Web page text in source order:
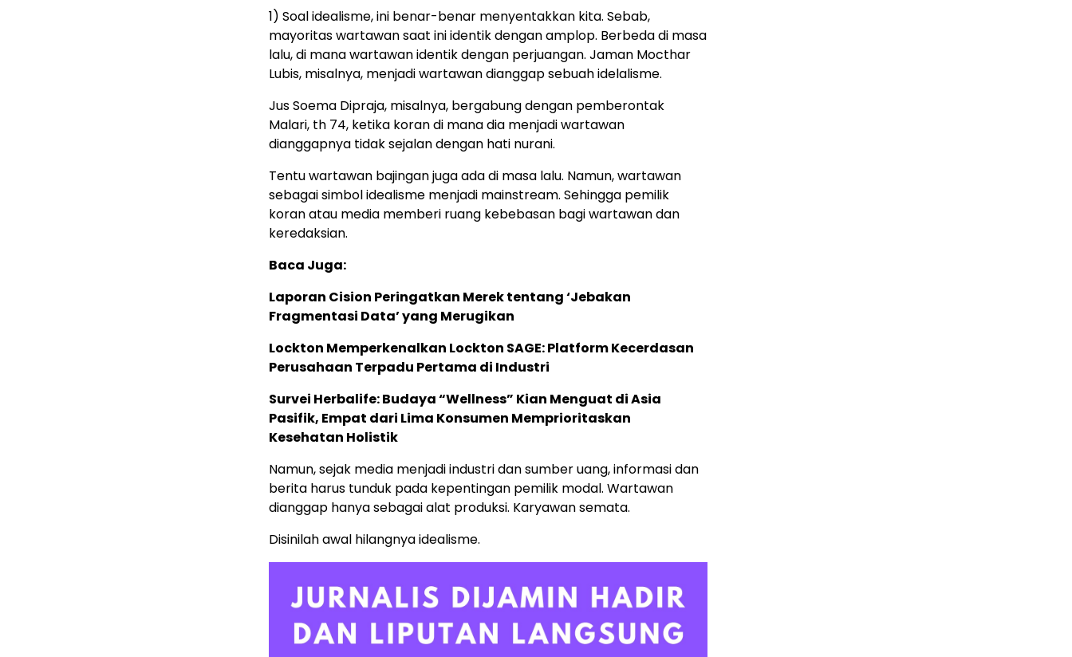
1) Soal idealisme, ini benar-benar menyentakkan kita. Sebab,
mayoritas wartawan saat ini identik dengan amplop. Berbeda di masa
lalu, di mana wartawan identik dengan perjuangan. Jaman Mocthar
Lubis, misalnya, menjadi wartawan dianggap sebuah idelalisme.
Jus Soema Dipraja, misalnya, bergabung dengan pemberontak
Malari, th 74, ketika koran di mana dia menjadi wartawan
dianggapnya tidak sejalan dengan hati nurani.
Tentu wartawan bajingan juga ada di masa lalu. Namun, wartawan
sebagai simbol idealisme menjadi mainstream. Sehingga pemilik
koran atau media memberi ruang kebebasan bagi wartawan dan
keredaksian.
Baca Juga:
Laporan Cision Peringatkan Merek tentang ‘Jebakan
Fragmentasi Data’ yang Merugikan
Lockton Memperkenalkan Lockton SAGE: Platform Kecerdasan
Perusahaan Terpadu Pertama di Industri
Survei Herbalife: Budaya “Wellness” Kian Menguat di Asia
Pasifik, Empat dari Lima Konsumen Memprioritaskan
Kesehatan Holistik
Namun, sejak media menjadi industri dan sumber uang, informasi dan
berita harus tunduk pada kepentingan pemilik modal. Wartawan
dianggap hanya sebagai alat produksi. Karyawan semata.
Disinilah awal hilangnya idealisme.